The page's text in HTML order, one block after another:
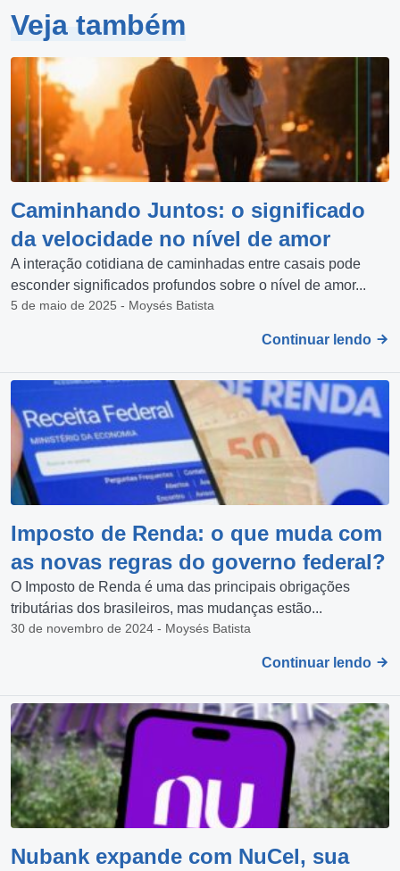
Veja também
Caminhando Juntos: o significado
da velocidade no nível de amor
A interação cotidiana de caminhadas entre casais pode
esconder significados profundos sobre o nível de amor...
5 de maio de 2025 - Moysés Batista
Continuar lendo
Imposto de Renda: o que muda com
as novas regras do governo federal?
O Imposto de Renda é uma das principais obrigações
tributárias dos brasileiros, mas mudanças estão...
30 de novembro de 2024 - Moysés Batista
Continuar lendo
Nubank expande com NuCel, sua